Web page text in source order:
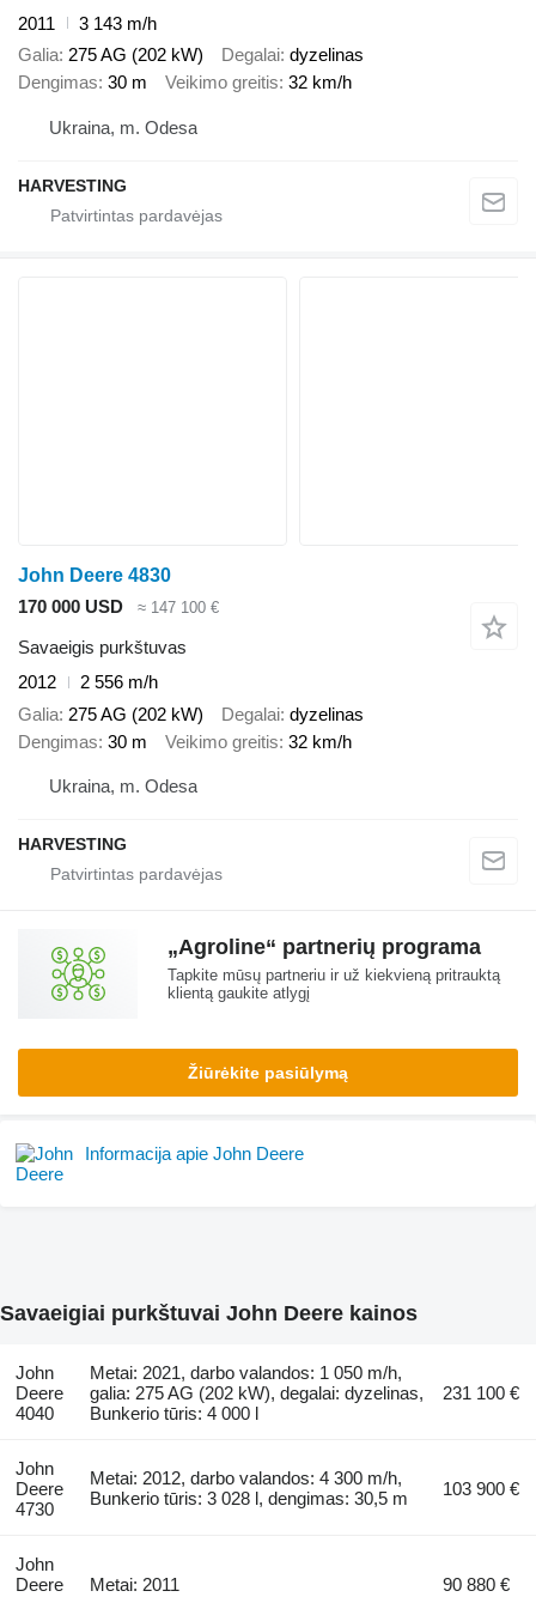
2011
3 143 m/h
Galia 275 AG (202 kW) Degalai dyzelinas
Dengimas 30 m Veikimo greitis 32 km/h
Ukraina, m. Odesa
HARVESTING
John Deere 4830
170 000 USD
≈ 147 100 €
Savaeigis purkštuvas
2012
2 556 m/h
Galia 275 AG (202 kW) Degalai dyzelinas
Dengimas 30 m Veikimo greitis 32 km/h
Ukraina, m. Odesa
HARVESTING
„Agroline“ partnerių programa
Tapkite mūsų partneriu ir už kiekvieną pritrauktą
klientą gaukite atlygį
Žiūrėkite pasiūlymą
Informacija apie John Deere
Savaeigiai purkštuvai John Deere kainos
John
Deere
4040
Metai: 2021, darbo valandos: 1 050 m/h,
galia: 275 AG (202 kW), degalai: dyzelinas,
Bunkerio tūris: 4 000 l
231 100 €
John
Deere
4730
Metai: 2012, darbo valandos: 4 300 m/h,
Bunkerio tūris: 3 028 l, dengimas: 30,5 m
103 900 €
John
Deere
Metai: 2011 90 880 €